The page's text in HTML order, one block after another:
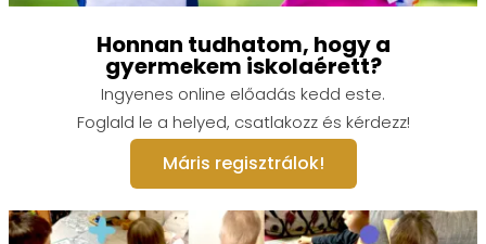
Honnan tudhatom, hogy a
gyermekem iskolaérett?
Ingyenes online előadás kedd este.
Foglald le a helyed, csatlakozz és kérdezz!
Máris regisztrálok!